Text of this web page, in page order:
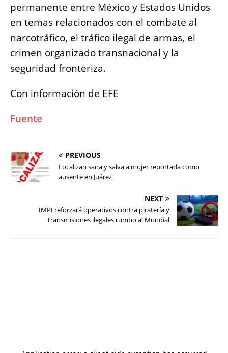
permanente entre México y Estados Unidos
en temas relacionados con el combate al
narcotráfico, el tráfico ilegal de armas, el
crimen organizado transnacional y la
seguridad fronteriza.
Con información de EFE
Fuente
PREVIOUS
Localizan sana y salva a mujer reportada como
ausente en Juárez
NEXT
IMPI reforzará operativos contra piratería y
transmisiones ilegales rumbo al Mundial